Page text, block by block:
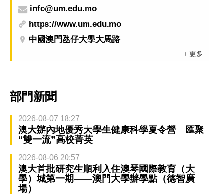
info@um.edu.mo
https://www.um.edu.mo
中國澳門氹仔大學大馬路
+ 更多
部門新聞
2026-08-07 18:27
澳大辦內地優秀大學生健康科學夏令營 匯聚
“雙一流”高校菁英
2026-08-06 20:57
澳大首批研究生順利入住澳琴國際教育（大
學）城第一期——澳門大學辦學點（德智廣
場）